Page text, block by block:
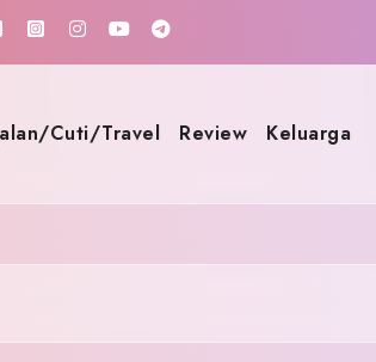
Cuti/Travel Review Keluarga